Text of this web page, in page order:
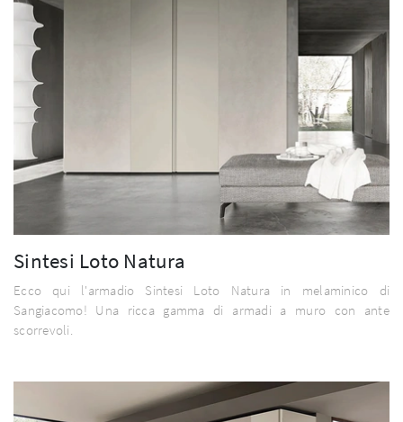
Sintesi Loto Natura
Ecco qui l'armadio Sintesi Loto Natura in melaminico di
Sangiacomo! Una ricca gamma di armadi a muro con ante
scorrevoli.